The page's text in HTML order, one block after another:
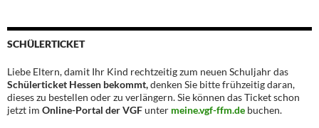
SCHÜLERTICKET
Liebe Eltern, damit Ihr Kind rechtzeitig zum neuen Schuljahr das
Schülerticket Hessen bekommt,denken Sie bitte frühzeitig daran,
dieses zu bestellen oder zu verlängern. Sie können das Ticket schon
jetzt im Online-Portal der VGFunter meine.vgf-ffm.de buchen.